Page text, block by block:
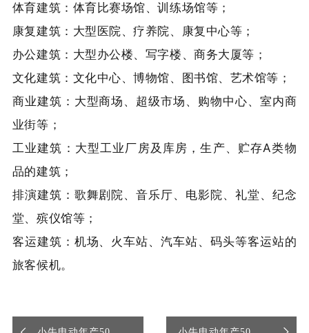
体育建筑：体育比赛场馆、训练场馆等；
康复建筑：大型医院、疗养院、康复中心等；
办公建筑：大型办公楼、写字楼、商务大厦等；
文化建筑：文化中心、博物馆、图书馆、艺术馆等；
商业建筑：大型商场、超级市场、购物中心、室内商
业街等；
工业建筑：大型工业厂房及库房，生产、贮存A类物
品的建筑；
排演建筑：歌舞剧院、音乐厅、电影院、礼堂、纪念
堂、殡仪馆等；
客运建筑：机场、火车站、汽车站、码头等客运站的
旅客候机。